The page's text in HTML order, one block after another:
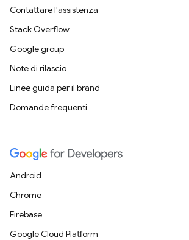
Contattare l'assistenza
Stack Overflow
Google group
Note di rilascio
Linee guida per il brand
Domande frequenti
Android
Chrome
Firebase
Google Cloud Platform